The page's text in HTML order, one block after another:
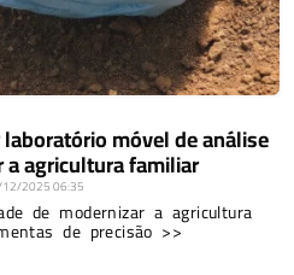
móvel de análise
agricultura familiar
202506:35
de modernizar a agricultura
de precisão >>